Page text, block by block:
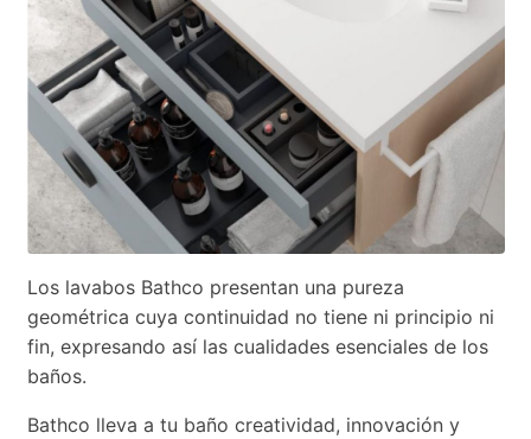
Los lavabos Bathco presentan una pureza
geométrica cuya continuidad no tiene ni principio ni
fin, expresando así las cualidades esenciales de los
baños.
Bathco lleva a tu baño creatividad, innovación y